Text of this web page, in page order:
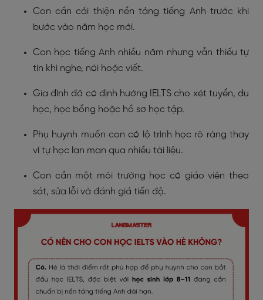
Con cần cải thiện nền tảng tiếng Anh trước khi
bước vào năm học mới.
Con học tiếng Anh nhiều năm nhưng vẫn thiếu tự
tin khi nghe, nói hoặc viết.
Gia đình đã có định hướng IELTS cho xét tuyển, du
học, học bổng hoặc hồ sơ học tập.
Phụ huynh muốn con có lộ trình học rõ ràng thay
vì tự học lan man qua nhiều tài liệu.
Con cần một môi trường học có giáo viên theo
sát, sửa lỗi và đánh giá tiến độ.